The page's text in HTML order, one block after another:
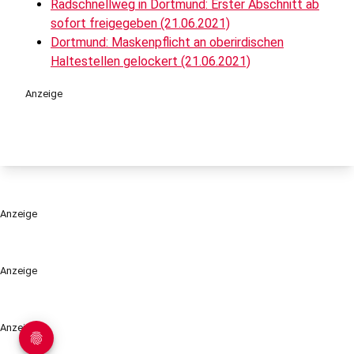
Anzeige
Anzeige
Radschnellweg in Dortmund: Erster Abschnitt ab
sofort freigegeben (21.06.2021)
Dortmund: Maskenpflicht an oberirdischen
Haltestellen gelockert (21.06.2021)
Anzeige
Anzeige